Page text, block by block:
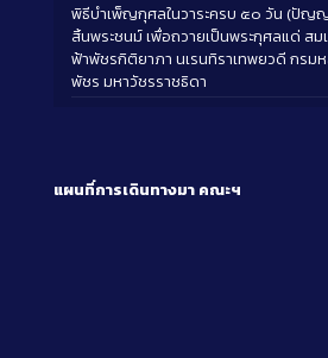
พิธีบำเพ็ญกุศลในวาระครบ ๕๐ วัน (ปัญ
สิ้นพระชนม์ เพื่อถวายเป็นพระกุศลแด่ สม
ฟ้าพัชรกิติยาภา นเรนทิราเทพยวดี กรม
พัชร มหาวัชรราชธิดา
แผนที่การเดินทางมา คณะฯ